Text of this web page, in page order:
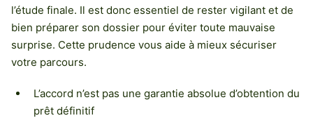
l’étude finale. Il est donc essentiel de rester vigilant et de
bien préparer son dossier pour éviter toute mauvaise
surprise. Cette prudence vous aide à mieux sécuriser
votre parcours.
L’accord n’est pas une garantie absolue d’obtention du
prêt définitif